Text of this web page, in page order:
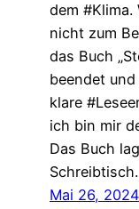
dem
nicht zum
das Buch
beendet
klare
ich bin mir
Das Buch
Mai 26, 2024